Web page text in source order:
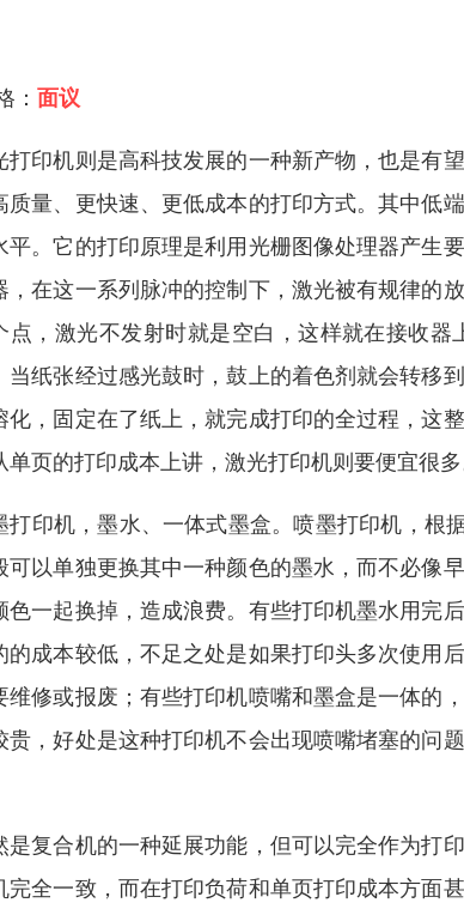
： 面议
打印机则是高科技发展的一种新产物，也是有
质量、更快速、更低成本的打印方式。其中低
平。它的打印原理是利用光栅图像处理器产生
，在这一系列脉冲的控制下，激光被有规律的
点，激光不发射时就是空白，这样就在接收
当纸张经过感光鼓时，鼓上的着色剂就会转移
化，固定在了纸上，就完成打印的全过程，这
单页的打印成本上讲，激光打印机则要便宜很多
打印机，墨水、一体式墨盒。喷墨打印机，根
可以单独更换其中一种颜色的墨水，而不必像
色一起换掉，造成浪费。有些打印机墨水用完
的成本较低，不足之处是如果打印头多次使用
维修或报废；有些打印机喷嘴和墨盒是一体的
贵，好处是这种打印机不会出现喷嘴堵塞的问
是复合机的一种延展功能，但可以完全作为打
完全一致，而在打印负荷和单页打印成本方面